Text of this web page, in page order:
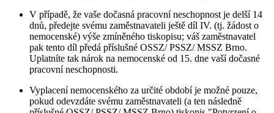
V případě, že vaše dočasná pracovní neschopnost je delší 14
dnů, předejte svému zaměstnavateli ještě díl IV. (tj. žádost o
nemocenské) výše zmíněného tiskopisu; váš zaměstnavatel
pak tento díl předá příslušné OSSZ/ PSSZ/ MSSZ Brno.
Uplatníte tak nárok na nemocenské od 15. dne vaší dočasné
pracovní neschopnosti.
Vyplacení nemocenského za určité období je možné pouze,
pokud odevzdáte svému zaměstnavateli (a ten následně